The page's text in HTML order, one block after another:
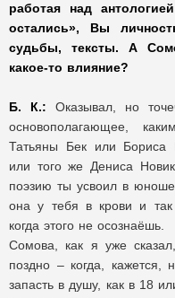
работая над
остались», Вы
судьбы, тексты. А
какое-то влияние?
Б. К.: Оказывал, но
основополагающее,
Татьяны Бек или
или того же Дениса
поэзию ты усвоил в
она у тебя в крови и
когда этого не осознаёшь.
Сомова, как я уже
поздно – когда, кажется,
запасть в душу, как в 18